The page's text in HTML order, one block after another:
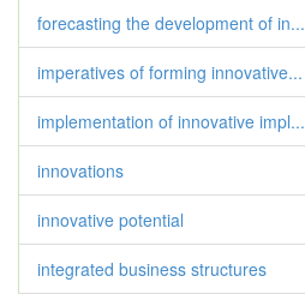
forecasting the development of in...
imperatives of forming innovative...
implementation of innovative impl...
innovations
innovative potential
integrated business structures